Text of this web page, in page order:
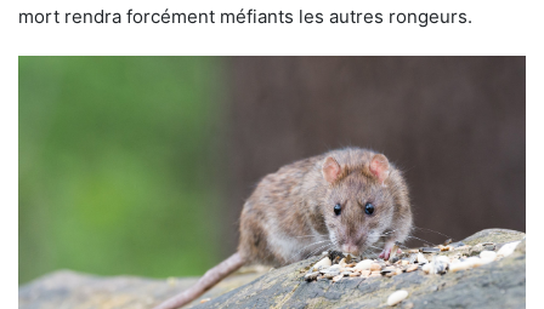
mort rendra forcément méfiants les autres rongeurs.